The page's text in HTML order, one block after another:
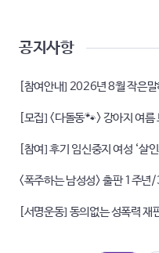
공지사항